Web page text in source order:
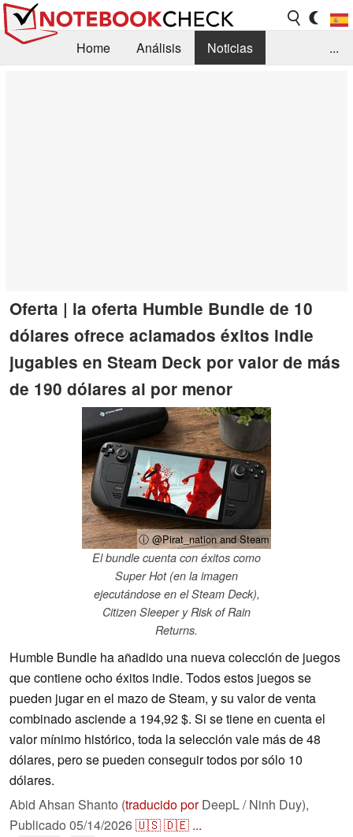
Home Análisis
Noticias
...
Oferta | la oferta Humble Bundle de 10
dólares ofrece aclamados éxitos indie
jugables en Steam Deck por valor de más
de 190 dólares al por menor
ⓘ @Pirat_nation and Steam
El bundle cuenta con éxitos como
Super Hot (en la imagen
ejecutándose en el Steam Deck),
Citizen Sleeper y Risk of Rain
Returns.
Humble Bundle ha añadido una nueva colección de juegos
que contiene ocho éxitos indie. Todos estos juegos se
pueden jugar en el mazo de Steam, y su valor de venta
combinado asciende a 194,92 $. Si se tiene en cuenta el
valor mínimo histórico, toda la selección vale más de 48
dólares, pero se pueden conseguir todos por sólo 10
dólares.
Abid Ahsan Shanto (traducido porDeepL / Ninh Duy),
Publicado 05/14/2026🇺🇸🇩🇪 ...